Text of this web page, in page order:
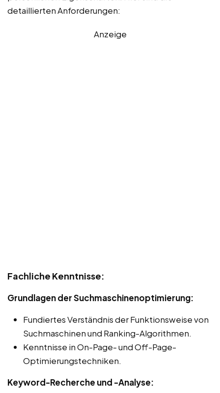
detaillierten Anforderungen:
Anzeige
Fachliche Kenntnisse:
Grundlagen der Suchmaschinenoptimierung:
Fundiertes Verständnis der Funktionsweise von
Suchmaschinen und Ranking-Algorithmen.
Kenntnisse in On-Page- und Off-Page-
Optimierungstechniken.
Keyword-Recherche und -Analyse: